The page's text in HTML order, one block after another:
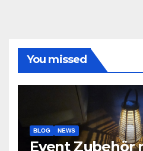
You missed
BLOG NEWS
Event Zubehör